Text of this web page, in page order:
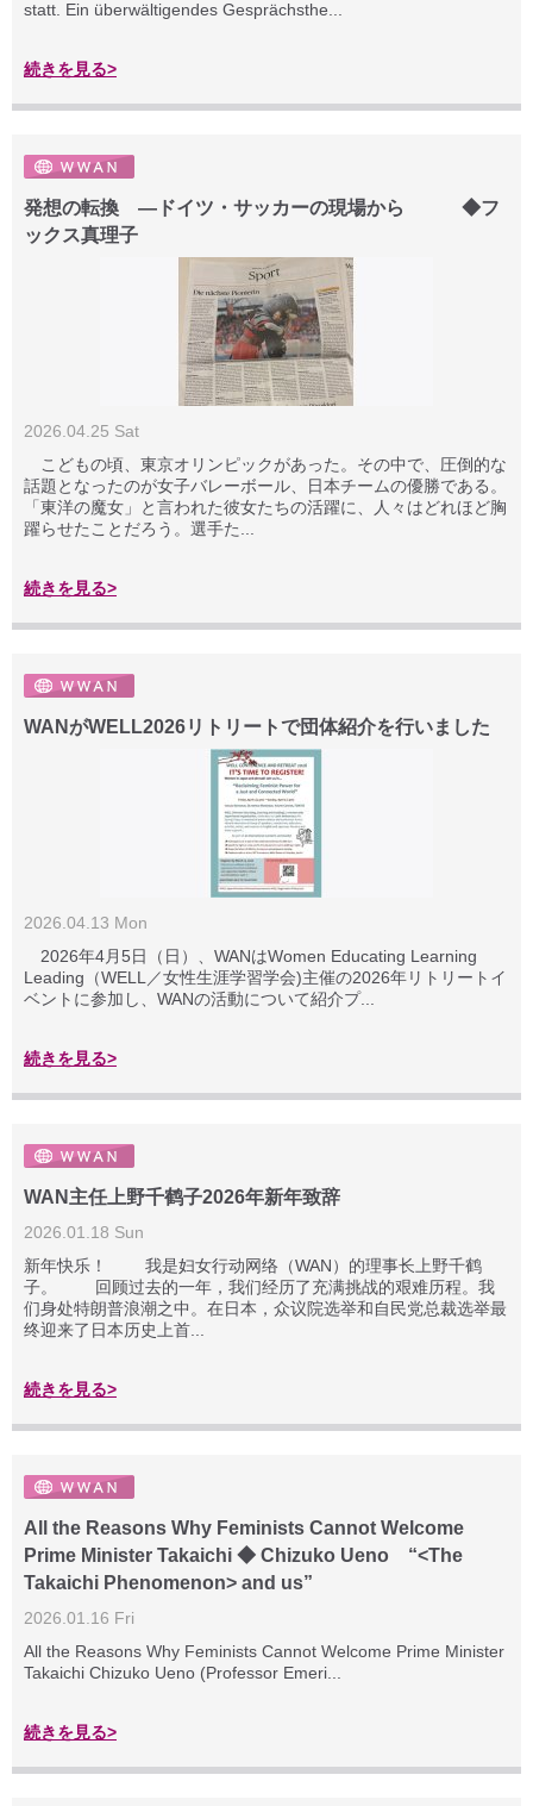
statt. Ein überwältigendes Gesprächsthe...
続きを見る>
発想の転換 —ドイツ・サッカーの現場から ◆フ
ックス真理子
2026.04.25 Sat
こどもの頃、東京オリンピックがあった。その中で、圧倒的な
話題となったのが女子バレーボール、日本チームの優勝である。
「東洋の魔女」と言われた彼女たちの活躍に、人々はどれほど胸
躍らせたことだろう。選手た...
続きを見る>
WANがWELL2026リトリートで団体紹介を行いました
2026.04.13 Mon
2026年4月5日（日）、WANはWomen Educating Learning
Leading（WELL／女性生涯学習学会)主催の2026年リトリートイ
ベントに参加し、WANの活動について紹介プ...
続きを見る>
WAN主任上野千鹤子2026年新年致辞
2026.01.18 Sun
新年快乐！ 我是妇女行动网络（WAN）的理事长上野千鹤
子。 回顾过去的一年，我们经历了充满挑战的艰难历程。我
们身处特朗普浪潮之中。在日本，众议院选举和自民党总裁选举最
终迎来了日本历史上首...
続きを見る>
All the Reasons Why Feminists Cannot Welcome
Prime Minister Takaichi ◆ Chizuko Ueno “<The
Takaichi Phenomenon> and us”
2026.01.16 Fri
All the Reasons Why Feminists Cannot Welcome Prime Minister
Takaichi Chizuko Ueno (Professor Emeri...
続きを見る>